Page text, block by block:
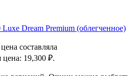
Dream Premium (облегченное)
составляла
цена: 19,300 ₽.